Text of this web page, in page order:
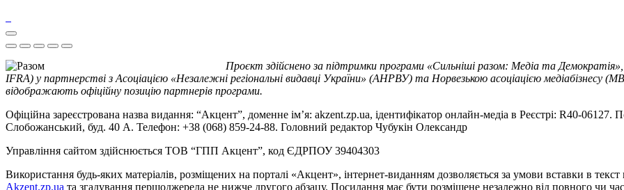
Проєкт здійснено за підтримки програми «Сильніші разом: Медіа та
IFRA) у партнерстві з Асоціацією «Незалежні регіональні видавці України» (АНРВУ) та Норвезькою асоціацією медіабізнесу
відображають офіційну позицію партнерів програми.
Офіційна зареєстрована назва видання: “Акцент”, доменне ім’я: akzent.zp.ua, ідентифікатор онлайн-медіа в Реєстрі: R40-
Слобожанський, буд. 40 А. Телефон: +38 (068) 859-24-88. Головний редактор Чубукін Олександр
Управління сайтом здійснюється ТОВ “ГПП Акцент”, код ЄДРПОУ 39404303
Використання будь-яких матеріалів, розміщених на порталі «Акцент», інтернет-виданням дозволяється за умови вставки в
Akzent.zp.ua та згадування першоджерела не нижче другого абзацу. Посилання має бути розміщене незалежно від повного чи